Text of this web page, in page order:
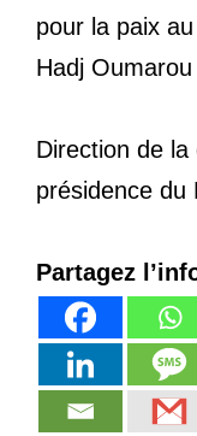
pour la paix
Hadj
Direction de
présidence du
Partagez